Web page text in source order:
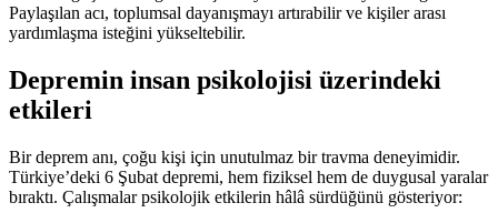
Paylaşılan acı, toplumsal dayanışmayı artırabilir ve kişiler arası
yardımlaşma isteğini yükseltebilir.
Depremin insan psikolojisi üzerindeki
etkileri
Bir deprem anı, çoğu kişi için unutulmaz bir travma deneyimidir.
Türkiye’deki 6 Şubat depremi, hem fiziksel hem de duygusal yaralar
bıraktı. Çalışmalar psikolojik etkilerin hâlâ sürdüğünü gösteriyor: